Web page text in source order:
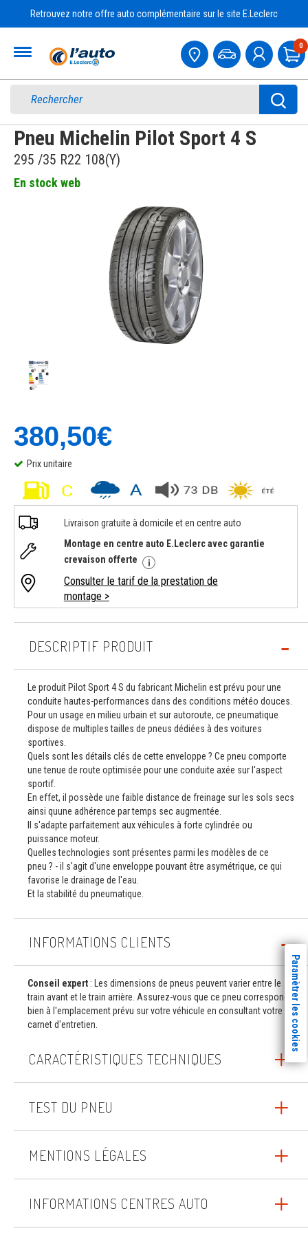
Retrouvez notre offre auto complémentaire sur le site E.Leclerc
0
Pneu Michelin Pilot Sport 4 S
295 /35 R22 108(Y)
En stock web
380,50€
Prix unitaire
Livraison gratuite à domicile et en centre auto
Montage en centre auto E.Leclerc avec garantie
crevaison offerte
Consulter le tarif de la prestation de
montage >
DESCRIPTIF PRODUIT
Le produit Pilot Sport 4 S du fabricant Michelin est prévu pour une
conduite hautes-performances dans des conditions météo douces.
Pour un usage en milieu urbain et sur autoroute, ce pneumatique
dispose de multiples tailles de pneus dédiées à des voitures
sportives.
Quels sont les détails clés de cette enveloppe ? Ce pneu comporte
une tenue de route optimisée pour une conduite axée sur l'aspect
sportif.
En effet, il possède une faible distance de freinage sur les sols secs
ainsi quune adhérence par temps sec augmentée.
Il s'adapte parfaitement aux véhicules à forte cylindrée ou
puissance moteur.
Quelles technologies sont présentes parmi les modèles de ce
pneu ? - il s'agit d'une enveloppe pouvant être asymétrique, ce qui
favorise le drainage de l'eau.
Et la stabilité du pneumatique.
INFORMATIONS CLIENTS
Conseil expert : Les dimensions de pneus peuvent varier entre le
train avant et le train arrière. Assurez-vous que ce pneu correspond
bien à l'emplacement prévu sur votre véhicule en consultant votre
carnet d'entretien.
CARACTÉRISTIQUES TECHNIQUES
TEST DU PNEU
MENTIONS LÉGALES
INFORMATIONS CENTRES AUTO
Paramètrer les cookies